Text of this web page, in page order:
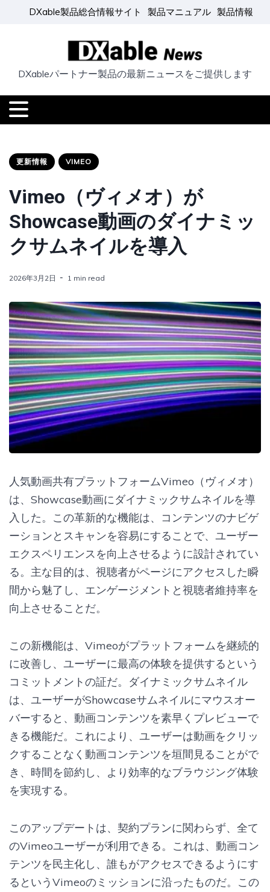
DXable製品総合情報サイト 製品マニュアル 製品情報
DXableパートナー製品の最新ニュースをご提供します
更新情報 VIMEO
Vimeo（ヴィメオ）が
Showcase動画のダイナミッ
クサムネイルを導入
2026年3月2日 1 min read
人気動画共有プラットフォームVimeo（ヴィメオ）
は、Showcase動画にダイナミックサムネイルを導
入した。この革新的な機能は、コンテンツのナビゲ
ーションとスキャンを容易にすることで、ユーザー
エクスペリエンスを向上させるように設計されてい
る。主な目的は、視聴者がページにアクセスした瞬
間から魅了し、エンゲージメントと視聴者維持率を
向上させることだ。
この新機能は、Vimeoがプラットフォームを継続的
に改善し、ユーザーに最高の体験を提供するという
コミットメントの証だ。ダイナミックサムネイル
は、ユーザーがShowcaseサムネイルにマウスオー
バーすると、動画コンテンツを素早くプレビューで
きる機能だ。これにより、ユーザーは動画をクリッ
クすることなく動画コンテンツを垣間見ることがで
き、時間を節約し、より効率的なブラウジング体験
を実現する。
このアップデートは、契約プランに関わらず、全て
のVimeoユーザーが利用できる。これは、動画コン
テンツを民主化し、誰もがアクセスできるようにす
るというVimeoのミッションに沿ったものだ。この